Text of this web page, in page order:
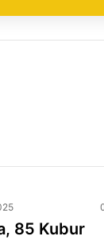
85 Kubur